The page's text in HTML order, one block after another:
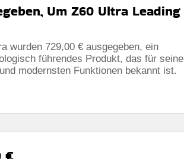
Um Z60 Ultra Leading
wurden 729,00 € ausgegeben, ein
führendes Produkt, das für seine
modernsten Funktionen bekannt ist.